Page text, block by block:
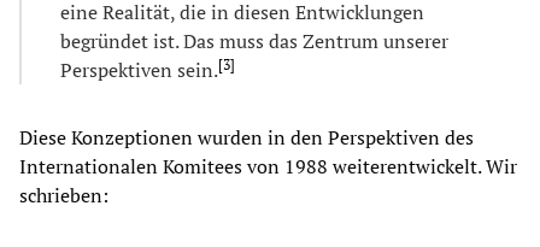
eine Realität, die in diesen Entwicklungen
begründet ist. Das muss das Zentrum unserer
Perspektiven sein.[3]
Diese Konzeptionen wurden in den Perspektiven des
Internationalen Komitees von 1988 weiterentwickelt. Wir
schrieben: